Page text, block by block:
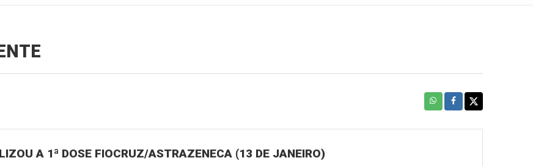
A 1ª DOSE FIOCRUZ/ASTRAZENECA (13 DE JANEIRO)